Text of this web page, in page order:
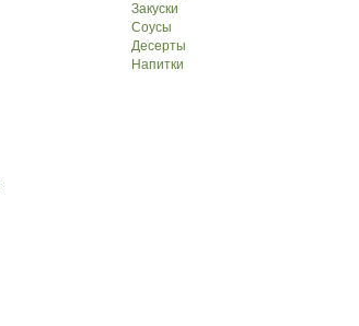
Закуски
Соусы
Десерты
Напитки